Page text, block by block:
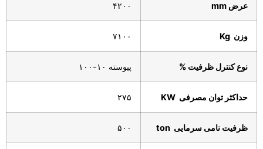
عرض mm ۴۲۰۰
وزن ۷۱۰۰
نوع کنترل ظرفیت % پیوسته ۱۰-۱۰۰
حداکثر توان مصرفی ۲۷۵
ظرفیت نامی سرمایی ۵۰۰